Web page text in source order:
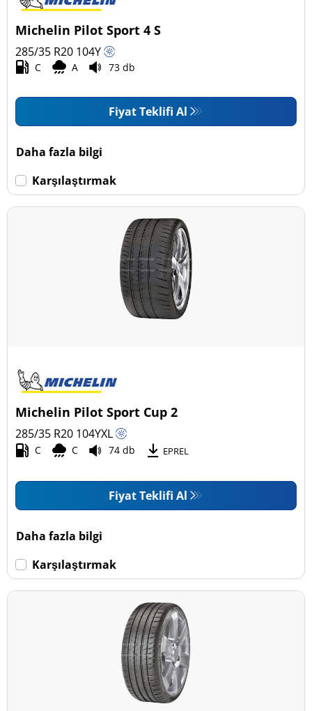
Michelin Pilot Sport 4 S
285/35 R20 104Y
C A 73 db
Fiyat Teklifi Al
Daha fazla bilgi
Karşılaştırmak
Michelin Pilot Sport Cup 2
285/35 R20 104YXL
C C 74 db EPREL
Fiyat Teklifi Al
Daha fazla bilgi
Karşılaştırmak